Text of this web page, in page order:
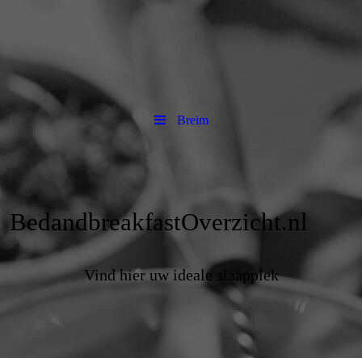
Breim
BedandbreakfastOverzicht.nl
Vind hier uw ideale slaapplek